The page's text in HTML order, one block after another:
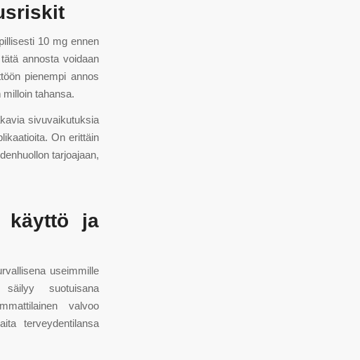
10 mg ennen
annosta voidaan
pienempi annos
tahansa.
sivuvaikutuksia
On erittäin
tarjoajaan,
käyttö ja
useimmille
säilyy suotuisana
valvoo
terveydentilansa